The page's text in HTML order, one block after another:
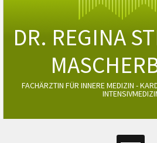
DR. REGINA
FACHÄRZTIN FÜR INNERE MEDIZIN -